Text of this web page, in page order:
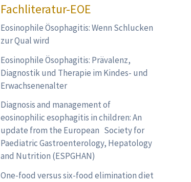
Fachliteratur-EOE
Eosinophile Ösophagitis: Wenn Schlucken
zur Qual wird
Eosinophile Ösophagitis: Prävalenz,
Diagnostik und Therapie im Kindes- und
Erwachsenenalter
Diagnosis and management of
eosinophilic esophagitis in children: An
update from the European Society for
Paediatric Gastroenterology, Hepatology
and Nutrition (ESPGHAN)
One-food versus six-food elimination diet